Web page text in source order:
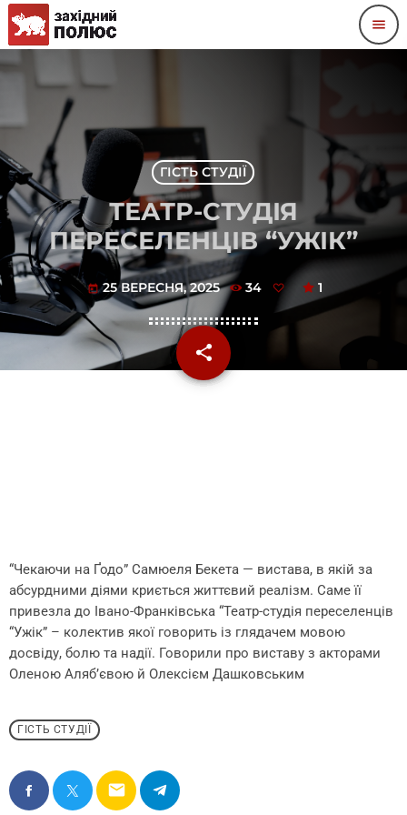
menu
ГІСТЬ СТУДІЇ
ТЕАТР-СТУДІЯ
ПЕРЕСЕЛЕНЦІВ “УЖІК”
today 25 ВЕРЕСНЯ, 2025 34 1
share
email
“Чекаючи на Ґодо” Самюеля Бекета — вистава, в якій за
абсурдними діями криється життєвий реалізм. Саме її
привезла до Івано-Франківська “Театр-студія переселенців
“Ужік” – колектив якої говорить із глядачем мовою
досвіду, болю та надії. Говорили про виставу з акторами
Оленою Алябʼєвою й Олексієм Дашковським
ГІСТЬ СТУДІЇ
email